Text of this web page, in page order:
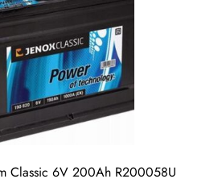
Classic 6V 200Ah R200058U